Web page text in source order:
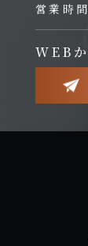
営業時
WEB